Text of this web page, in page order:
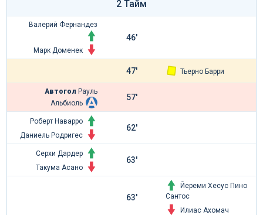
2 Тайм
Валерий Фернандез
Марк Доменек
46'
47' Тьерно Барри
Автогол Рауль
Альбиоль
57'
Роберт Наварро
Даниель Родригес
62'
Серхи Дардер
Такума Асано
63'
63'
Йереми Хесус Пино
Сантос
Илиас Ахомач